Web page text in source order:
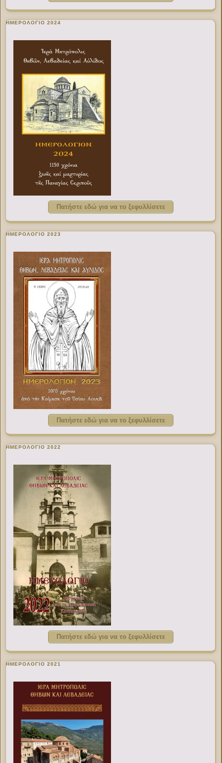
ΗΜΕΡΟΛΟΓΙΟ 2024
Πατήστε εδώ για να το ξεφυλλίσετε
ΗΜΕΡΟΛΟΓΙΟ 2023
Πατήστε εδώ για να το ξεφυλλίσετε
ΗΜΕΡΟΛΟΓΙΟ 2022
Πατήστε εδώ για να το ξεφυλλίσετε
ΗΜΕΡΟΛΟΓΙΟ 2021